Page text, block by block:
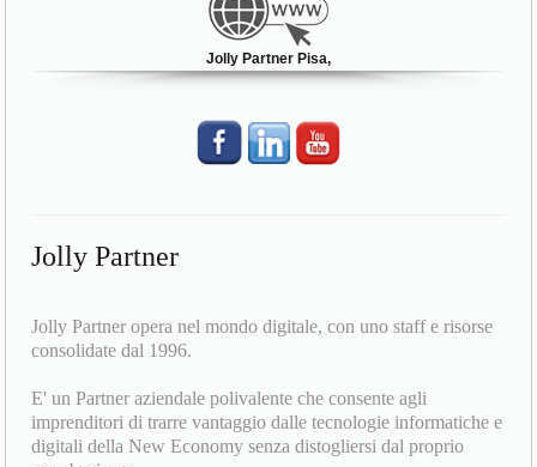
Jolly Partner Pisa,
Jolly Partner
Jolly Partner opera nel mondo digitale, con uno staff e risorse
consolidate dal 1996.
E' un Partner aziendale polivalente che consente agli
imprenditori di trarre vantaggio dalle tecnologie informatiche e
digitali della New Economy senza distogliersi dal proprio